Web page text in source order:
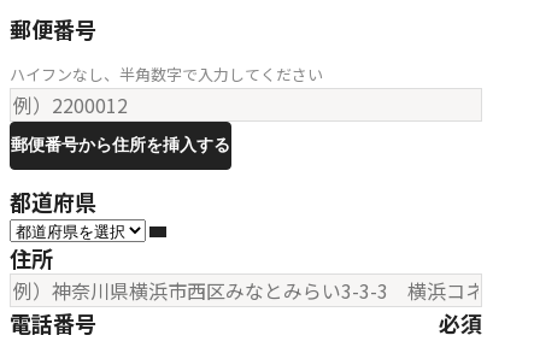
郵便番号
ハイフンなし、半角数字で入力してください
郵便番号から住所を挿入する
都道府県
住所
電話番号 必須